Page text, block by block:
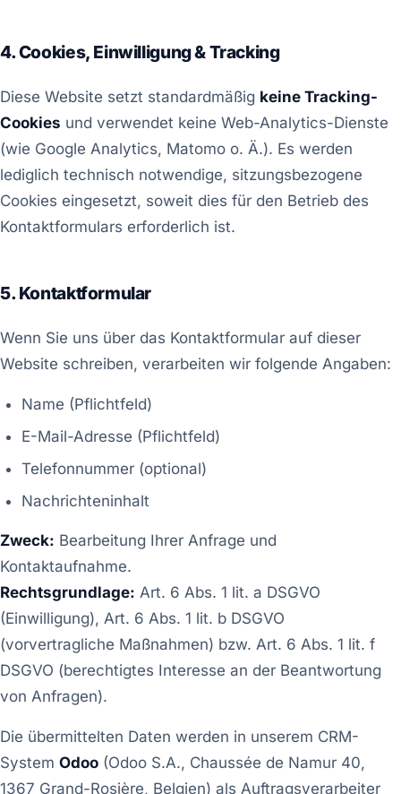
4. Cookies, Einwilligung & Tracking
Diese Website setzt standardmäßig keine Tracking-
Cookies und verwendet keine Web-Analytics-Dienste
(wie Google Analytics, Matomo o. Ä.). Es werden
lediglich technisch notwendige, sitzungsbezogene
Cookies eingesetzt, soweit dies für den Betrieb des
Kontaktformulars erforderlich ist.
5. Kontaktformular
Wenn Sie uns über das Kontaktformular auf dieser
Website schreiben, verarbeiten wir folgende Angaben:
Name (Pflichtfeld)
E-Mail-Adresse (Pflichtfeld)
Telefonnummer (optional)
Nachrichteninhalt
Zweck: Bearbeitung Ihrer Anfrage und
Kontaktaufnahme.
Rechtsgrundlage: Art. 6 Abs. 1 lit. a DSGVO
(Einwilligung), Art. 6 Abs. 1 lit. b DSGVO
(vorvertragliche Maßnahmen) bzw. Art. 6 Abs. 1 lit. f
DSGVO (berechtigtes Interesse an der Beantwortung
von Anfragen).
Die übermittelten Daten werden in unserem CRM-
System Odoo (Odoo S.A., Chaussée de Namur 40,
1367 Grand-Rosière, Belgien) als Auftragsverarbeiter